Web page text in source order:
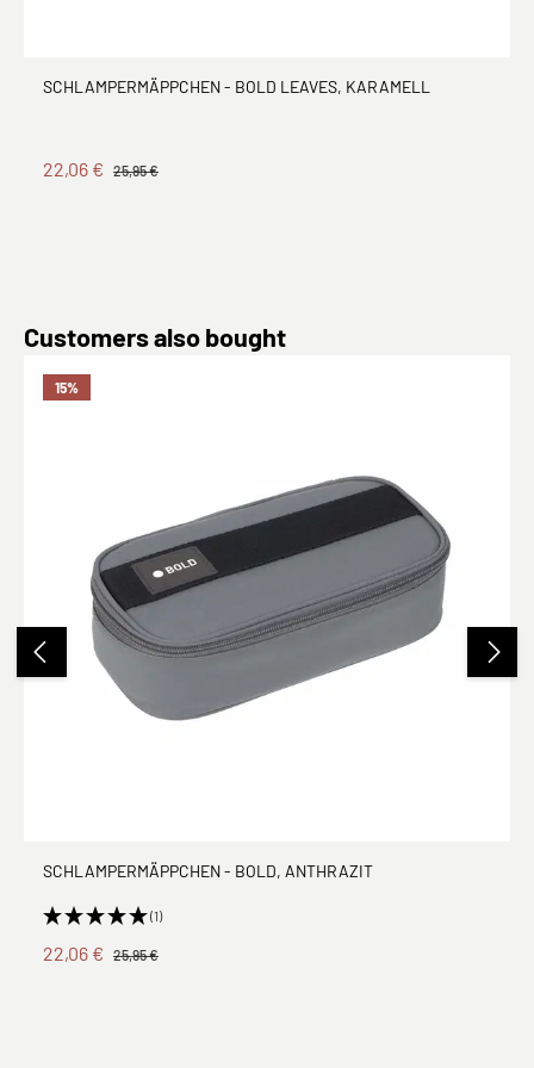
SCHLAMPERMÄPPCHEN - BOLD LEAVES, KARAMELL
22,06 € 25,95 €
Produktgalerie überspringen
Customers also bought
15%
SCHLAMPERMÄPPCHEN - BOLD, ANTHRAZIT
(1)
22,06 € 25,95 €